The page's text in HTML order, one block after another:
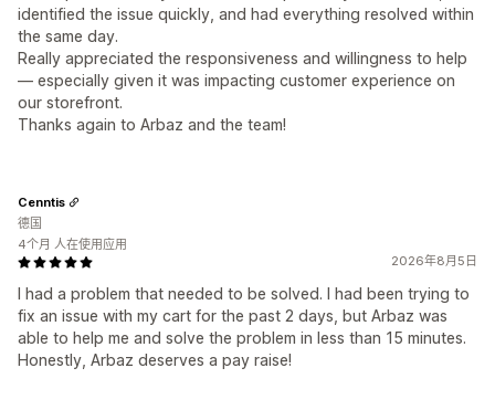
identified the issue quickly, and had everything resolved within
the same day.
Really appreciated the responsiveness and willingness to help
— especially given it was impacting customer experience on
our storefront.
Thanks again to Arbaz and the team!
2026年8月5日
I had a problem that needed to be solved. I had been trying to
fix an issue with my cart for the past 2 days, but Arbaz was
able to help me and solve the problem in less than 15 minutes.
Honestly, Arbaz deserves a pay raise!
Cenntis
德国
4个月 人在使用应用